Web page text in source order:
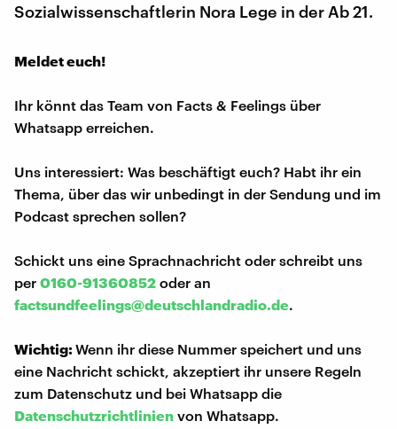
Sozialwissenschaftlerin Nora Lege in der Ab 21.
Meldet euch!
Ihr könnt das Team von Facts & Feelings über
Whatsapp erreichen.
Uns interessiert: Was beschäftigt euch? Habt ihr ein
Thema, über das wir unbedingt in der Sendung und im
Podcast sprechen sollen?
Schickt uns eine Sprachnachricht oder schreibt uns
per 0160-91360852 oder an
factsundfeelings@deutschlandradio.de.
Wichtig:Wenn ihr diese Nummer speichert und uns
eine Nachricht schickt, akzeptiert ihr unsere Regeln
zum Datenschutz und bei Whatsapp die
Datenschutzrichtlinien von Whatsapp.